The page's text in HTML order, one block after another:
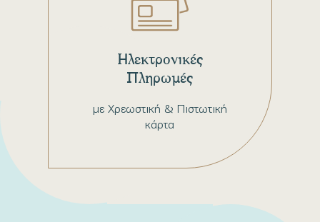
με Χρεωστική & Πιστωτική
κάρτα
Ηλεκτρονικές
Πληρωμές